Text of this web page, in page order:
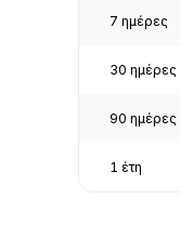
7 ημέρες
30 ημέρες
90 ημέρες
1 έτη